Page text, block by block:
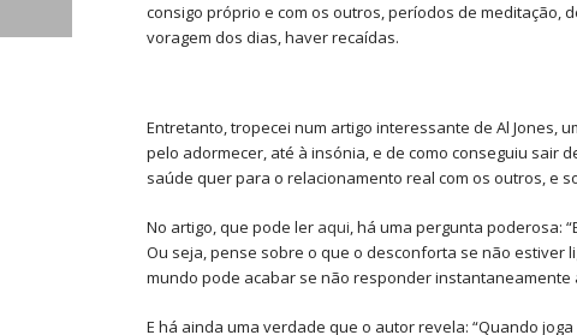
consigo próprio e com os outros, períodos de meditação,
voragem dos dias, haver recaídas.
Entretanto, tropecei num artigo interessante de Al Jones,
pelo adormecer, até à insónia, e de como conseguiu sair
saúde quer para o relacionamento real com os outros, e
No artigo, que pode ler aqui, há uma pergunta poderosa:
Ou seja, pense sobre o que o desconforta se não estiver
mundo pode acabar se não responder
E há ainda uma verdade que o autor revela: “Quando